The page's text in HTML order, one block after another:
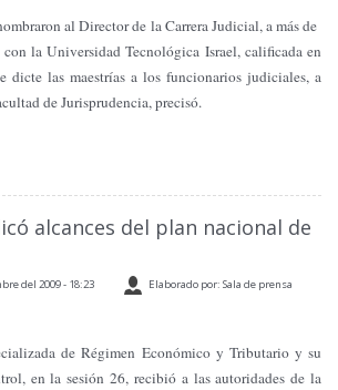
al Director de la Carrera Judicial, a más de
la Universidad Tecnológica Israel, calificada en
dicte las maestrías a los funcionarios judiciales, a
de Jurisprudencia, precisó.
alcances del plan nacional de
del 2009 - 18:23 Elaborado por: Sala de prensa
de Régimen Económico y Tributario y su
en la sesión 26, recibió a las autoridades de la